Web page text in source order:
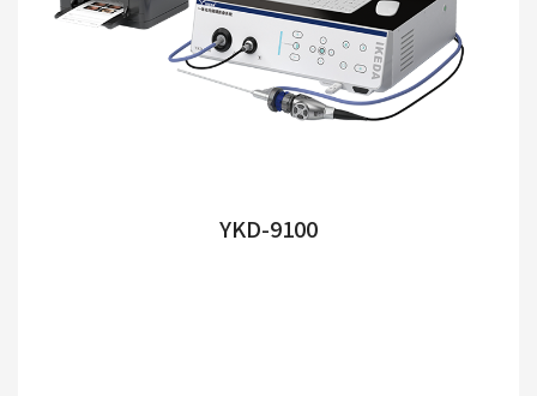
YKD-9100